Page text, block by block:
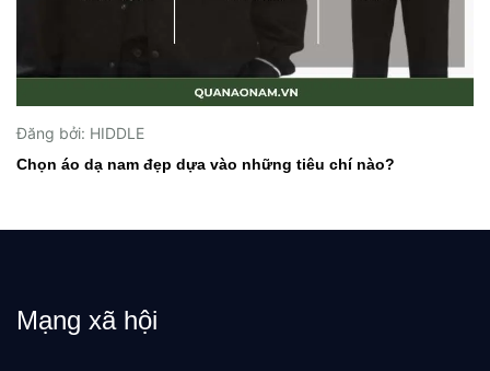
Đăng bởi: HIDDLE
Chọn áo dạ nam đẹp dựa vào những tiêu chí nào?
Mạng xã hội